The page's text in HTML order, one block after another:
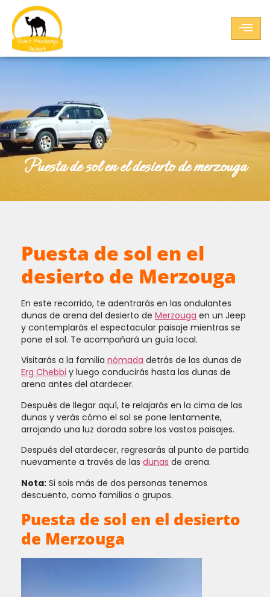
puesta de sol en el desierto de merzouga
Puesta de sol en el
desierto de Merzouga
En este recorrido, te adentrarás en las ondulantes
dunas de arena del desierto de Merzouga en un Jeep
y contemplarás el espectacular paisaje mientras se
pone el sol. Te acompañará un guía local.
Visitarás a la familia nómada detrás de las dunas de
Erg Chebbi y luego conducirás hasta las dunas de
arena antes del atardecer.
Después de llegar aquí, te relajarás en la cima de las
dunas y verás cómo el sol se pone lentamente,
arrojando una luz dorada sobre los vastos paisajes.
Después del atardecer, regresarás al punto de partida
nuevamente a través de las dunas de arena.
Nota: Si sois más de dos personas tenemos
descuento, como familias o grupos.
Puesta de sol en el desierto
de Merzouga